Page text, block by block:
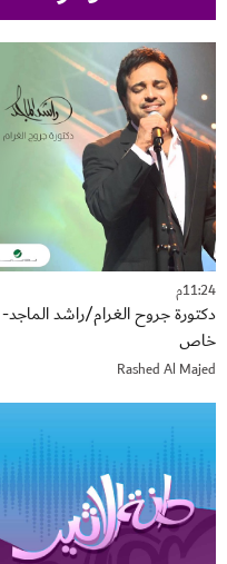
11:24م
دكتورة جروح الغرام/راشد الماجد-
خاص
Rashed Al Majed